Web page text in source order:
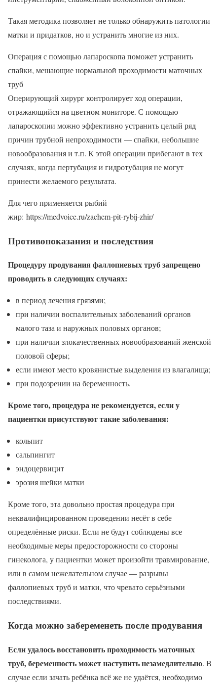
Такая методика позволяет не только обнаружить патологии
матки и придатков, но и устранить многие из них.
Операция с помощью лапароскопа поможет устранить
спайки, мешающие нормальной проходимости маточных
труб
Оперирующий хирург контролирует ход операции,
отражающийся на цветном мониторе. С помощью
лапароскопии можно эффективно устранить целый ряд
причин трубной непроходимости — спайки, небольшие
новообразования и т.п. К этой операции прибегают в тех
случаях, когда пертубация и гидротубация не могут
принести желаемого результата.
Для чего применяется рыбий
жир: https://medvoice.ru/zachem-pit-rybij-zhir/
Противопоказания и последствия
Процедуру продувания фаллопиевых труб запрещено
проводить в следующих случаях:
в период лечения грязями;
при наличии воспалительных заболеваний органов
малого таза и наружных половых органов;
при наличии злокачественных новообразований женской
половой сферы;
если имеют место кровянистые выделения из влагалища;
при подозрении на беременность.
Кроме того, процедура не рекомендуется, если у
пациентки присутствуют такие заболевания:
кольпит
сальпингит
эндоцервицит
эрозия шейки матки
Кроме того, эта довольно простая процедура при
неквалифицированном проведении несёт в себе
определённые риски. Если не будут соблюдены все
необходимые меры предосторожности со стороны
гинеколога, у пациентки может произойти травмирование,
или в самом нежелательном случае — разрывы
фаллопиевых труб и матки, что чревато серьёзными
последствиями.
Когда можно забеременеть после продувания
Если удалось восстановить проходимость маточных
труб, беременность может наступить незамедлительно. В
случае если зачать ребёнка всё же не удаётся, необходимо